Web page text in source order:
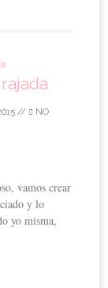
// NO
vamos crear
y lo
yo misma,